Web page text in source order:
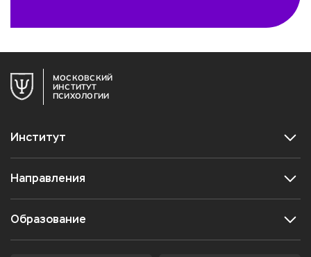
МОСКОВСКИЙ
ИНСТИТУТ
ПСИХОЛОГИИ
Институт
Направления
Образование